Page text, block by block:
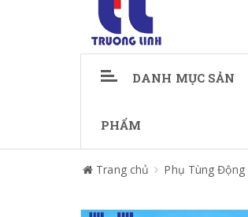
DANH MỤC SẢN
PHẨM
Trang chủ Phụ Tùng Động